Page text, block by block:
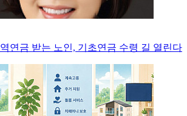
연금 받는 노인, 기초연금 수령 길 열린다